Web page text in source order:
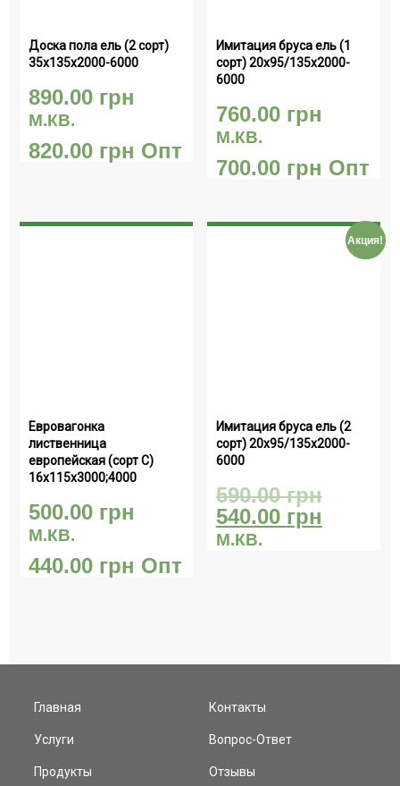
Доска пола ель (2 сорт)
35х135х2000-6000
890.00 грн
М.КВ.
820.00 грн Опт
Имитация бруса ель (1
сорт) 20х95/135х2000-
6000
760.00 грн
М.КВ.
700.00 грн Опт
Евровагонка
лиственница
европейская (сорт С)
16х115х3000;4000
500.00 грн
М.КВ.
440.00 грн Опт
Акция!
Имитация бруса ель (2
сорт) 20х95/135х2000-
6000
590.00грн
540.00 грн
М.КВ.
Главная
Услуги
Продукты
Контакты
Вопрос-Ответ
Отзывы